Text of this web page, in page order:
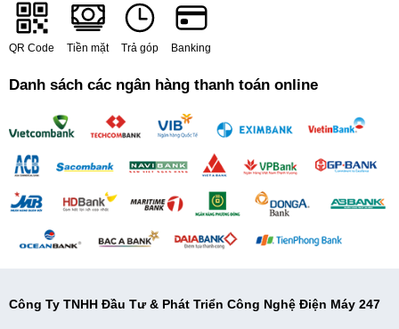
QR Code Tiền mặt Trả góp Banking
Danh sách các ngân hàng thanh toán online
Công Ty TNHH Đầu Tư & Phát Triển Công Nghệ Điện Máy 247